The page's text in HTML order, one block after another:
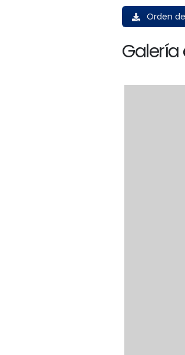
Orden